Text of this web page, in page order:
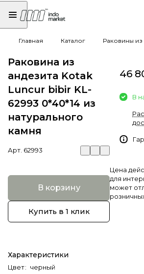
Главная Каталог Раковины из
Раковина из
андезита Kotak
Luncur bibir KL-
62993 0*40*14 из
натурального
камня
Арт. 62993
В корзину
Купить в 1 клик
Характеристики
Цвет: черный
46
В
Цена
для
может